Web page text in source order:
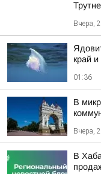
Вчера,
край
01:36
В
Вчера,
В